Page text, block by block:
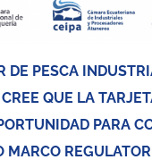
DE PESCA
QUE LA
PARA
MARCO